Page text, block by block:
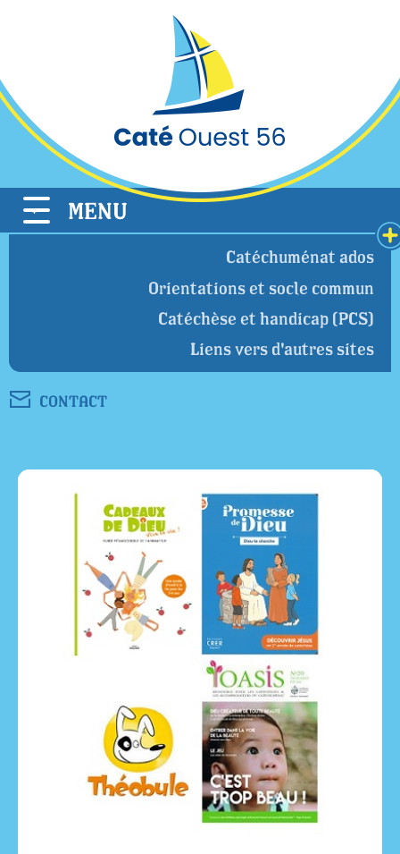
MENU
Catéchuménat ados
Orientations et socle commun
Catéchèse et handicap (PCS)
Liens vers d'autres sites
CONTACT